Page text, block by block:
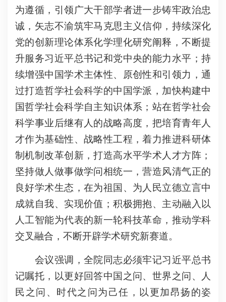
为遵循，引领广大干部学者进一步铸牢政治忠
诚，矢志不渝筑牢马克思主义信仰，持续深化
党的创新理论体系化学理化研究阐释，不断提
升服务习近平总书记和党中央的能力水平；持
续增强中国学术主体性、原创性和引领力，通
过打造哲学社会科学的中国学派，加快构建中
国哲学社会科学自主知识体系；站在哲学社会
科学事业后继有人的战略高度，把培育青年人
才作为基础性、战略性工程，着力推进科研体
制机制改革创新，打造高水平学术人才方阵；
坚持做人做事做学问相统一，营造风清气正的
良好学术生态，在为祖国、为人民立德立言中
成就自我、实现价值；积极拥抱、主动融入以
人工智能为代表的新一轮科技革命，推动学科
交叉融合，不断开辟学术研究新赛道。
会议强调，全院同志必须牢记习近平总书
记嘱托，以更好回答中国之问、世界之问、人
民之问、时代之问为己任，以更加昂扬的姿